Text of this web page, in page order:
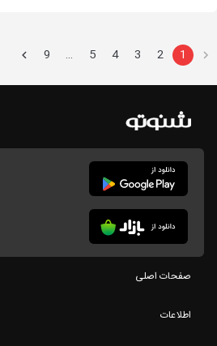
1
2
3
4
5
…
9
صفحات اصلی
اطلاعات